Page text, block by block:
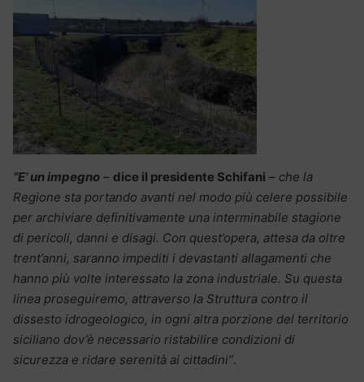
“E’ un impegno – dice il presidente Schifani – che la
Regione sta portando avanti nel modo più celere possibile
per archiviare definitivamente una interminabile stagione
di pericoli, danni e disagi. Con quest’opera, attesa da oltre
trent’anni, saranno impediti i devastanti allagamenti che
hanno più volte interessato la zona industriale. Su questa
linea proseguiremo, attraverso la Struttura contro il
dissesto idrogeologico, in ogni altra porzione del territorio
siciliano dov’è necessario ristabilire condizioni di
sicurezza e ridare serenità ai cittadini”.